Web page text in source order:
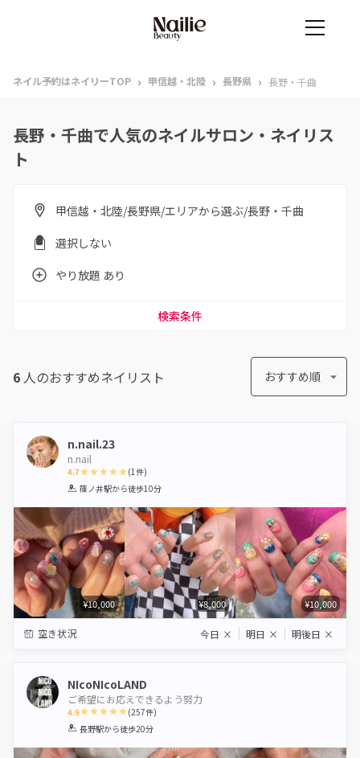
ネイル予約はネイリーTOP › 甲信越・北陸 › 長野県 › 長野・千曲
長野・千曲で人気のネイルサロン・ネイリス
ト
甲信越・北陸/長野県/エリアから選ぶ/長野・千曲
選択しない
やり放題 あり
検索条件
6 人のおすすめネイリスト おすすめ順
n.nail.23
n.nail
4.7
1 2 3 4 5
(1件)
篠ノ井駅から徒歩10分
¥10,000 ¥8,000 ¥10,000
空き状況 今日 × 明日 × 明後日 ×
NIcoNIcoLAND
ご希望にお応えできるよう努力
4.9
1 2 3 4 5
(257件)
長野駅から徒歩20分